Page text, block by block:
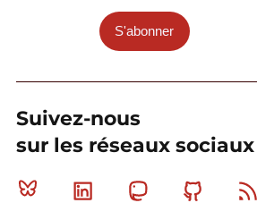
S'abonner
Suivez-nous
sur les réseaux sociaux
Bluesky Linkedin MastodonGithub